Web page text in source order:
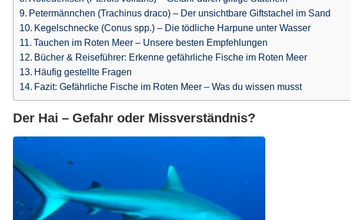
Petermännchen (Trachinus draco) – Der unsichtbare Giftstachel im Sand
Kegelschnecke (Conus spp.) – Die tödliche Harpune unter Wasser
Tauchen im Roten Meer – Unsere besten Empfehlungen
Bücher & Reiseführer: Erkenne gefährliche Fische im Roten Meer
Häufig gestellte Fragen
Fazit: Gefährliche Fische im Roten Meer – Was du wissen musst
Der Hai – Gefahr oder Missverständnis?